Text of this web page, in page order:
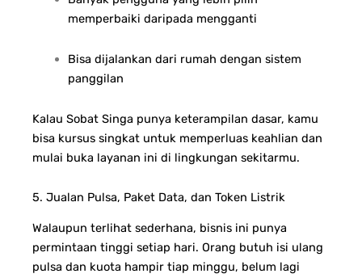
memperbaiki daripada mengganti
Bisa dijalankan dari rumah dengan sistem
panggilan
Kalau Sobat Singa punya keterampilan dasar, kamu
bisa kursus singkat untuk memperluas keahlian dan
mulai buka layanan ini di lingkungan sekitarmu.
5. Jualan Pulsa, Paket Data, dan Token Listrik
Walaupun terlihat sederhana, bisnis ini punya
permintaan tinggi setiap hari. Orang butuh isi ulang
pulsa dan kuota hampir tiap minggu, belum lagi